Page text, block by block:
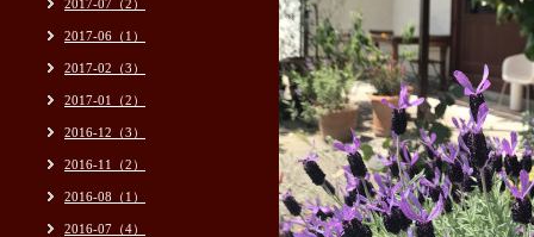
2017-07（2）
2017-06（1）
2017-02（3）
2017-01（2）
2016-12（3）
2016-11（2）
2016-08（1）
2016-07（4）